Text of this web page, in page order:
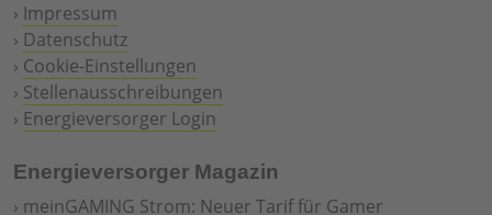
› Impressum
› Datenschutz
› Cookie-Einstellungen
› Stellenausschreibungen
› Energieversorger Login
Energieversorger Magazin
› meinGAMING Strom: Neuer Tarif für Gamer